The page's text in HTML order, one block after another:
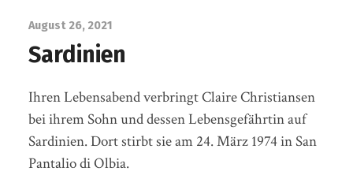
August 26, 2021
Sardinien
Ihren Lebensabend verbringt Claire Christiansen
bei ihrem Sohn und dessen Lebensgefährtin auf
Sardinien. Dort stirbt sie am 24. März 1974 in San
Pantalio di Olbia.